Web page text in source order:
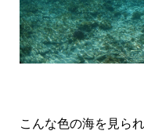
こんな色の海を見ら